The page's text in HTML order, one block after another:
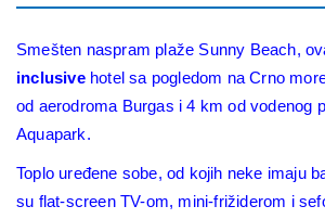
Smešten naspram plaže Sunny Beach,
inclusivehotel sa pogledom na Crno
od aerodroma Burgas i 4 km od vodenog
Aquapark.
Toplo uređene sobe, od kojih neke imaju
su flat-screen TV-om, mini-frižiderom i